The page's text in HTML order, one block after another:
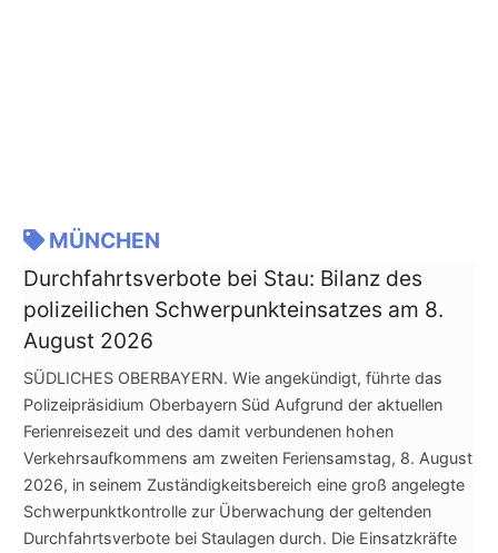
MÜNCHEN
Durchfahrtsverbote bei Stau: Bilanz des
polizeilichen Schwerpunkteinsatzes am 8.
August 2026
SÜDLICHES OBERBAYERN. Wie angekündigt, führte das
Polizeipräsidium Oberbayern Süd Aufgrund der aktuellen
Ferienreisezeit und des damit verbundenen hohen
Verkehrsaufkommens am zweiten Feriensamstag, 8. August
2026, in seinem Zuständigkeitsbereich eine groß angelegte
Schwerpunktkontrolle zur Überwachung der geltenden
Durchfahrtsverbote bei Staulagen durch. Die Einsatzkräfte